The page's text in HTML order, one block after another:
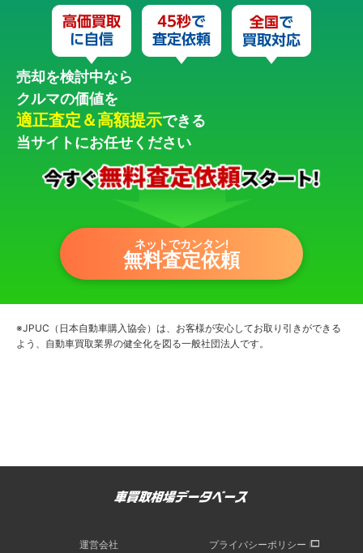
売却を検討中なら
クルマの価値を
適正査定＆高額提示できる
当サイトにお任せください
ネットでカンタン!
無料査定依頼
※JPUC（日本自動車購入協会）は、お客様が安心してお取り引きができる
よう、自動車買取業界の健全化を図る一般社団法人です。
運営会社 プライバシーポリシー